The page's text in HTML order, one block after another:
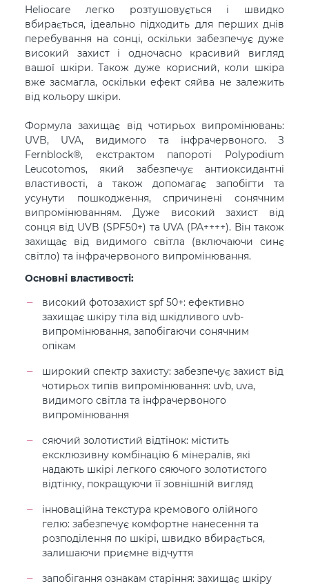
Heliocare легко розтушовується і швидко
вбирається, ідеально підходить для перших днів
перебування на сонці, оскільки забезпечує дуже
високий захист і одночасно красивий вигляд
вашої шкіри. Також дуже корисний, коли шкіра
вже засмагла, оскільки ефект сяйва не залежить
від кольору шкіри.
Формула захищає від чотирьох випромінювань:
UVB, UVA, видимого та інфрачервоного. З
Fernblock®, екстрактом папороті Polypodium
Leucotomos, який забезпечує антиоксидантні
властивості, а також допомагає запобігти та
усунути пошкодження, спричинені сонячним
випромінюванням. Дуже високий захист від
сонця від UVB (SPF50+) та UVA (PA++++). Він також
захищає від видимого світла (включаючи синє
світло) та інфрачервоного випромінювання.
Основні властивості:
високий фотозахист spf 50+: ефективно
захищає шкіру тіла від шкідливого uvb-
випромінювання, запобігаючи сонячним
опікам
широкий спектр захисту: забезпечує захист від
чотирьох типів випромінювання: uvb, uva,
видимого світла та інфрачервоного
випромінювання
сяючий золотистий відтінок: містить
ексклюзивну комбінацію 6 мінералів, які
надають шкірі легкого сяючого золотистого
відтінку, покращуючи її зовнішній вигляд
інноваційна текстура кремового олійного
гелю: забезпечує комфортне нанесення та
розподілення по шкірі, швидко вбирається,
залишаючи приємне відчуття
запобігання ознакам старіння: захищає шкіру